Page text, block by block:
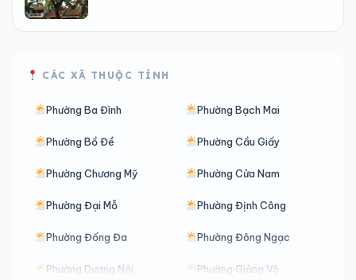
CÁC XÃ THUỘC TỈNH
Phường Ba Đình Phường Bạch Mai
Phường Bồ Đề Phường Cầu Giấy
Phường Chương Mỹ Phường Cửa Nam
Phường Đại Mỗ Phường Định Công
Phường Đống Đa Phường Đông Ngạc
Phường Dương Nội Phường Giảng Võ